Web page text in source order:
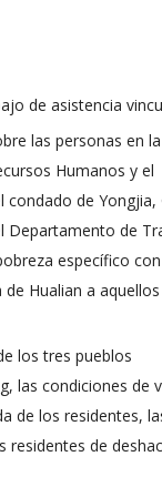
de asistencia
las personas en la
Humanos y el
condado de Yongjia,
Departamento de
específico con
Hualian a
los tres pueblos
las condiciones de
de los residentes,
residentes de